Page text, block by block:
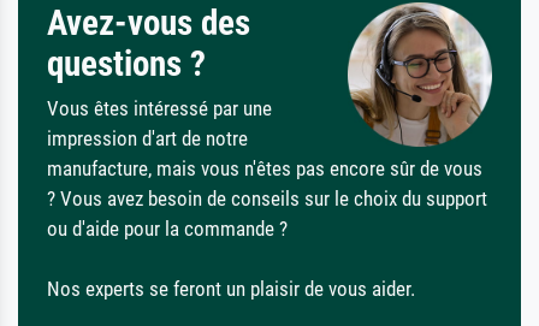
Avez-vous des
questions ?
Vous êtes intéressé par une
impression d'art de notre
manufacture, mais vous n'êtes pas encore sûr de vous
? Vous avez besoin de conseils sur le choix du support
ou d'aide pour la commande ?
Nos experts se feront un plaisir de vous aider.